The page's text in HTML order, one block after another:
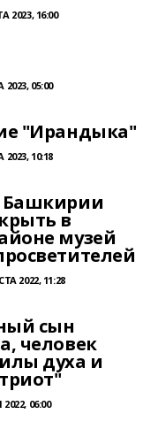
2023, 16:00
05:00
"Ирандыка"
10:18
Башкирии
в
музей
2022, 11:28
сын
человек
духа и
06:00